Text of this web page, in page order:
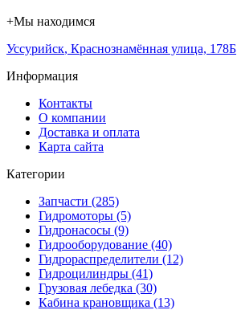
+Мы находимся
Уссурийск, Краснознамённая улица, 178Б
Информация
Контакты
О компании
Доставка и оплата
Карта сайта
Категории
Запчасти (285)
Гидромоторы (5)
Гидронасосы (9)
Гидрооборудование (40)
Гидрораспределители (12)
Гидроцилиндры (41)
Грузовая лебедка (30)
Кабина крановщика (13)